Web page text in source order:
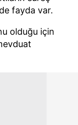
fayda var.
olduğu için